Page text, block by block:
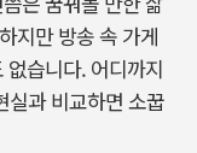
지만 방송 속 가게
습니다. 어디까지
실과 비교하면 소꿉